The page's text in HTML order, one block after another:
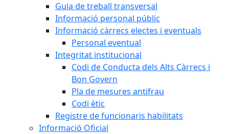
Guia de treball transversal
Informació personal públic
Informació càrrecs electes i eventuals
Personal eventual
Integritat institucional
Codi de Conducta dels Alts Càrrecs i
Bon Govern
Pla de mesures antifrau
Codi ètic
Registre de funcionaris habilitats
Informació Oficial